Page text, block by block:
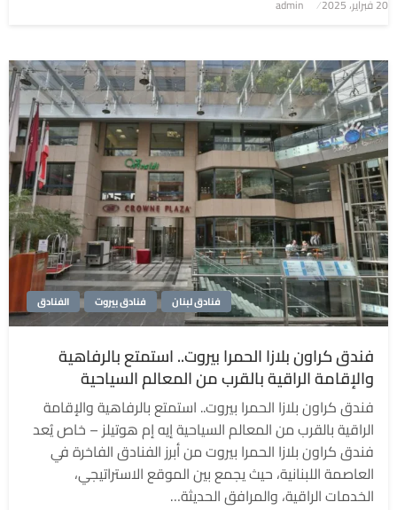
20 فبراير، 2025 admin
الفنادق فنادق بيروت فنادق لبنان
فندق كراون بلازا الحمرا بيروت.. استمتع بالرفاهية
والإقامة الراقية بالقرب من المعالم السياحية
فندق كراون بلازا الحمرا بيروت.. استمتع بالرفاهية والإقامة
الراقية بالقرب من المعالم السياحية إيه إم هوتيلز – خاص يُعد
فندق كراون بلازا الحمرا بيروت من أبرز الفنادق الفاخرة في
العاصمة اللبنانية، حيث يجمع بين الموقع الاستراتيجي،
الخدمات الراقية، والمرافق الحديثة…